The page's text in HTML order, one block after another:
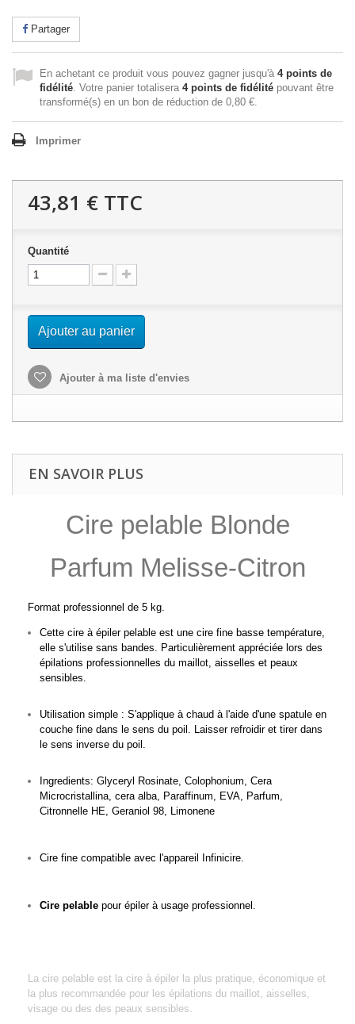
Partager
En achetant ce produit vous pouvez gagner jusqu'à 4points de
fidélité. Votre panier totalisera 4points de fidélité pouvant être
transformé(s) en un bon de réduction de 0,80 €.
Imprimer
43,81 € TTC
Quantité
Ajouter au panier
Ajouter à ma liste d'envies
EN SAVOIR PLUS
Cire pelable Blonde
Parfum Melisse-Citron
Format professionnel de 5 kg.
Cette cire à épiler pelable est une cire fine basse température,
elle s'utilise sans bandes. Particulièrement appréciée lors des
épilations professionnelles du maillot, aisselles et peaux
sensibles.
Utilisation simple : S'applique à chaud à l'aide d'une spatule en
couche fine dans le sens du poil. Laisser refroidir et tirer dans
le sens inverse du poil.
Ingredients: Glyceryl Rosinate, Colophonium, Cera
Microcristallina, cera alba, Paraffinum, EVA, Parfum,
Citronnelle HE, Geraniol 98, Limonene
Cire fine compatible avec l'appareil Infinicire.
Cire pelable pour épiler à usage professionnel.
La cire pelable est la cire à épiler la plus pratique, économique et
la plus recommandée pour les épilations du maillot, aisselles,
visage ou des des peaux sensibles.